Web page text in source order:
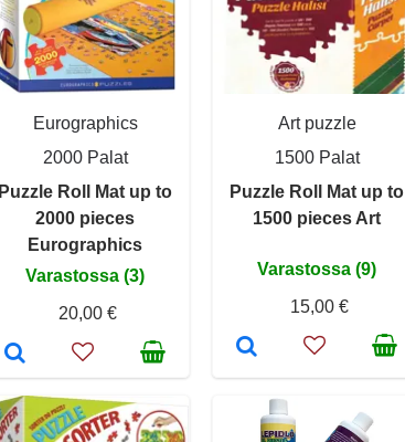
Eurographics
2000 Palat
Puzzle Roll Mat up to
2000 pieces
Eurographics
Varastossa (3)
20,00 €
Art puzzle
1500 Palat
Puzzle Roll Mat up to
1500 pieces Art
Varastossa (9)
15,00 €